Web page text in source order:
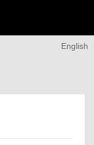
English